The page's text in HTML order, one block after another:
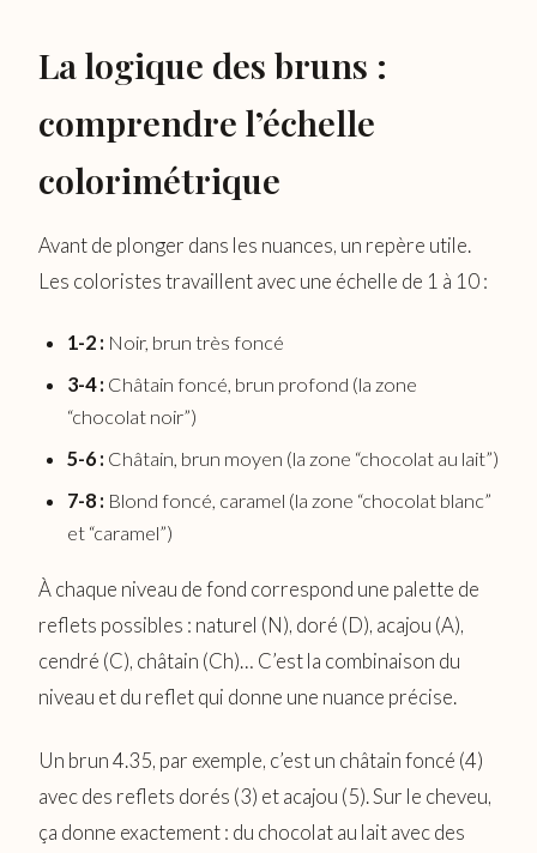
La logique des bruns :
comprendre l’échelle
colorimétrique
Avant de plonger dans les nuances, un repère utile.
Les coloristes travaillent avec une échelle de 1 à 10 :
1-2 : Noir, brun très foncé
3-4 : Châtain foncé, brun profond (la zone
“chocolat noir”)
5-6 : Châtain, brun moyen (la zone “chocolat au lait”)
7-8 : Blond foncé, caramel (la zone “chocolat blanc”
et “caramel”)
À chaque niveau de fond correspond une palette de
reflets possibles : naturel (N), doré (D), acajou (A),
cendré (C), châtain (Ch)… C’est la combinaison du
niveau et du reflet qui donne une nuance précise.
Un brun 4.35, par exemple, c’est un châtain foncé (4)
avec des reflets dorés (3) et acajou (5). Sur le cheveu,
ça donne exactement : du chocolat au lait avec des